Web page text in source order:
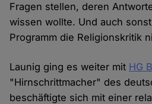
Fragen stellen, deren
wissen wollte. Und auch
Programm die Religionskritik
Launig ging es weiter mit HG
"Hirnschrittmacher" des
beschäftigte sich mit einer